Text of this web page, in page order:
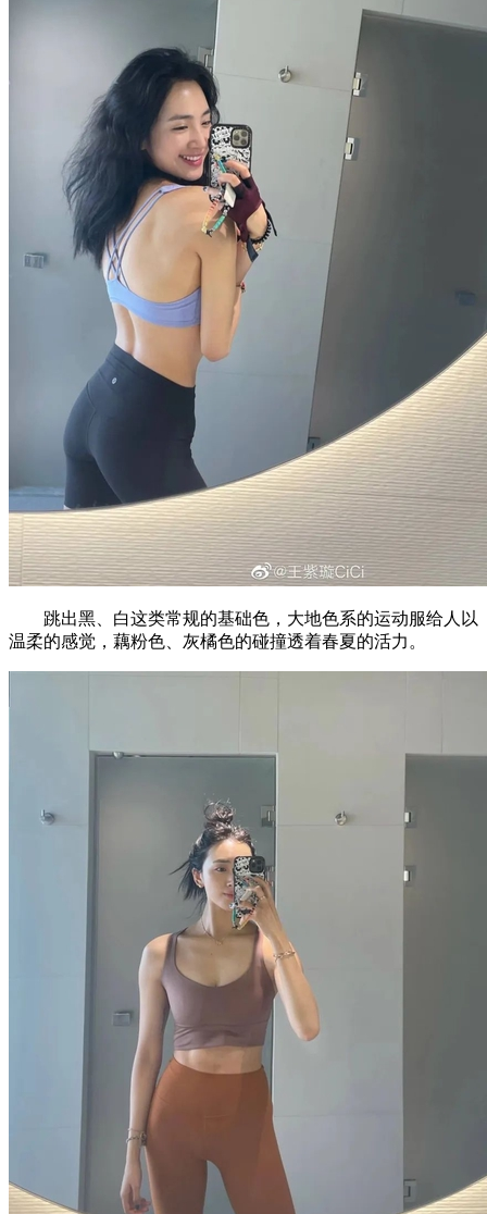
跳出黑、白这类常规的基础色，大地色系的运动服给人以
温柔的感觉，藕粉色、灰橘色的碰撞透着春夏的活力。